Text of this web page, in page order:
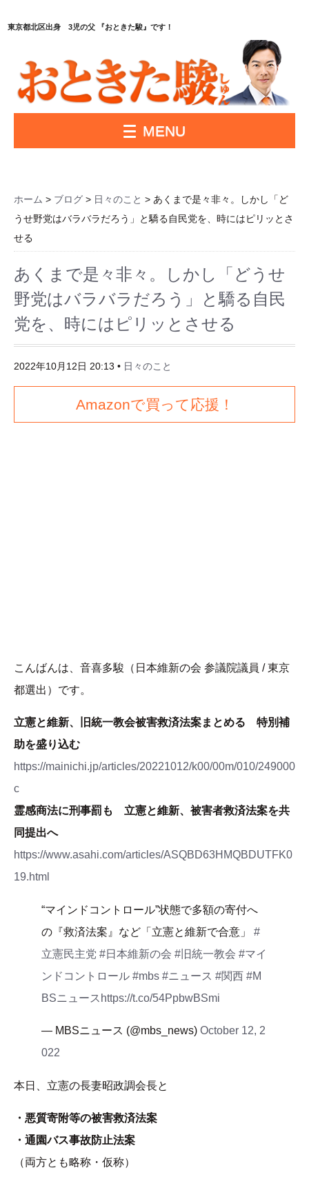
東京都北区出身 3児の父 『おときた駿』です！
MENU
ホーム > ブログ > 日々のこと > あくまで是々非々。しかし「ど
うせ野党はバラバラだろう」と驕る自民党を、時にはピリッとさ
せる
あくまで是々非々。しかし「どうせ
野党はバラバラだろう」と驕る自民
党を、時にはピリッとさせる
2022年10月12日 20:13 • 日々のこと
Amazonで買って応援！
こんばんは、音喜多駿（日本維新の会 参議院議員 / 東京
都選出）です。
立憲と維新、旧統一教会被害救済法案まとめる 特別補
助を盛り込む
https://mainichi.jp/articles/20221012/k00/00m/010/249000
c
霊感商法に刑事罰も 立憲と維新、被害者救済法案を共
同提出へ
https://www.asahi.com/articles/ASQBD63HMQBDUTFK0
19.html
“マインドコントロール”状態で多額の寄付へ
の『救済法案』など「立憲と維新で合意」 #
立憲民主党 #日本維新の会 #旧統一教会 #マイ
ンドコントロール #mbs #ニュース #関西 #M
BSニュース https://t.co/54PpbwBSmi
— MBSニュース (@mbs_news) October 12, 2
022
本日、立憲の長妻昭政調会長と
・悪質寄附等の被害救済法案
・通園バス事故防止法案
（両方とも略称・仮称）